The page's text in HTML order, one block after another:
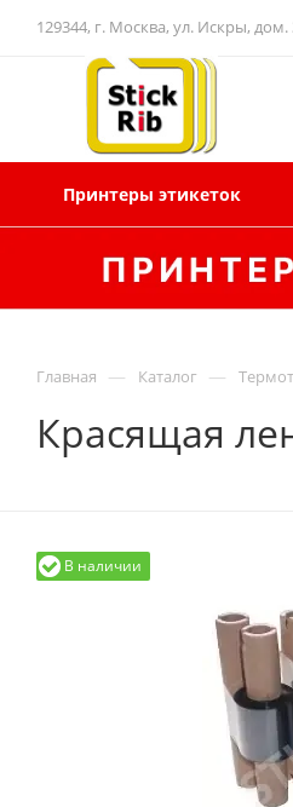
129344, г. Москва, ул. Искры, дом.
Принтеры этикеток
Главная — Каталог —
Красящая
В наличии